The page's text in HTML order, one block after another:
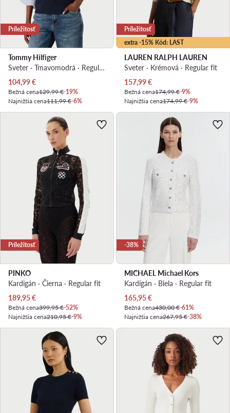
Príležitosť
Tommy Hilfiger
Sveter · Tmavomodrá · Regular fit
Aktuálna cena
104,99€
Bežná cena129,99 €-19%
Najnižšia cena111,99 €-6%
extra -15% Kód: LAST
Príležitosť
LAUREN RALPH LAUREN
Sveter · Krémová · Regular fit
Aktuálna cena
157,99€
Bežná cena174,99 €-9%
Najnižšia cena174,99 €-9%
Príležitosť
PINKO
Kardigán · Čierna · Regular fit
Aktuálna cena
189,95€
Bežná cena399,95 €-52%
Najnižšia cena210,95 €-9%
-38%
MICHAEL Michael Kors
Kardigán · Biela · Regular fit
Aktuálna cena
165,95€
Bežná cena430,00 €-61%
Najnižšia cena267,95 €-38%